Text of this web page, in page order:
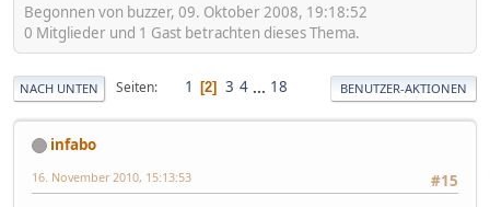
Begonnen von buzzer, 09. Oktober 2008, 19:18:52
0 Mitglieder und 1 Gast betrachten dieses Thema.
NACH UNTEN Seiten 1 2 3 4 ... 18 BENUTZER-AKTIONEN
infabo
#15
16. November 2010, 15:13:53